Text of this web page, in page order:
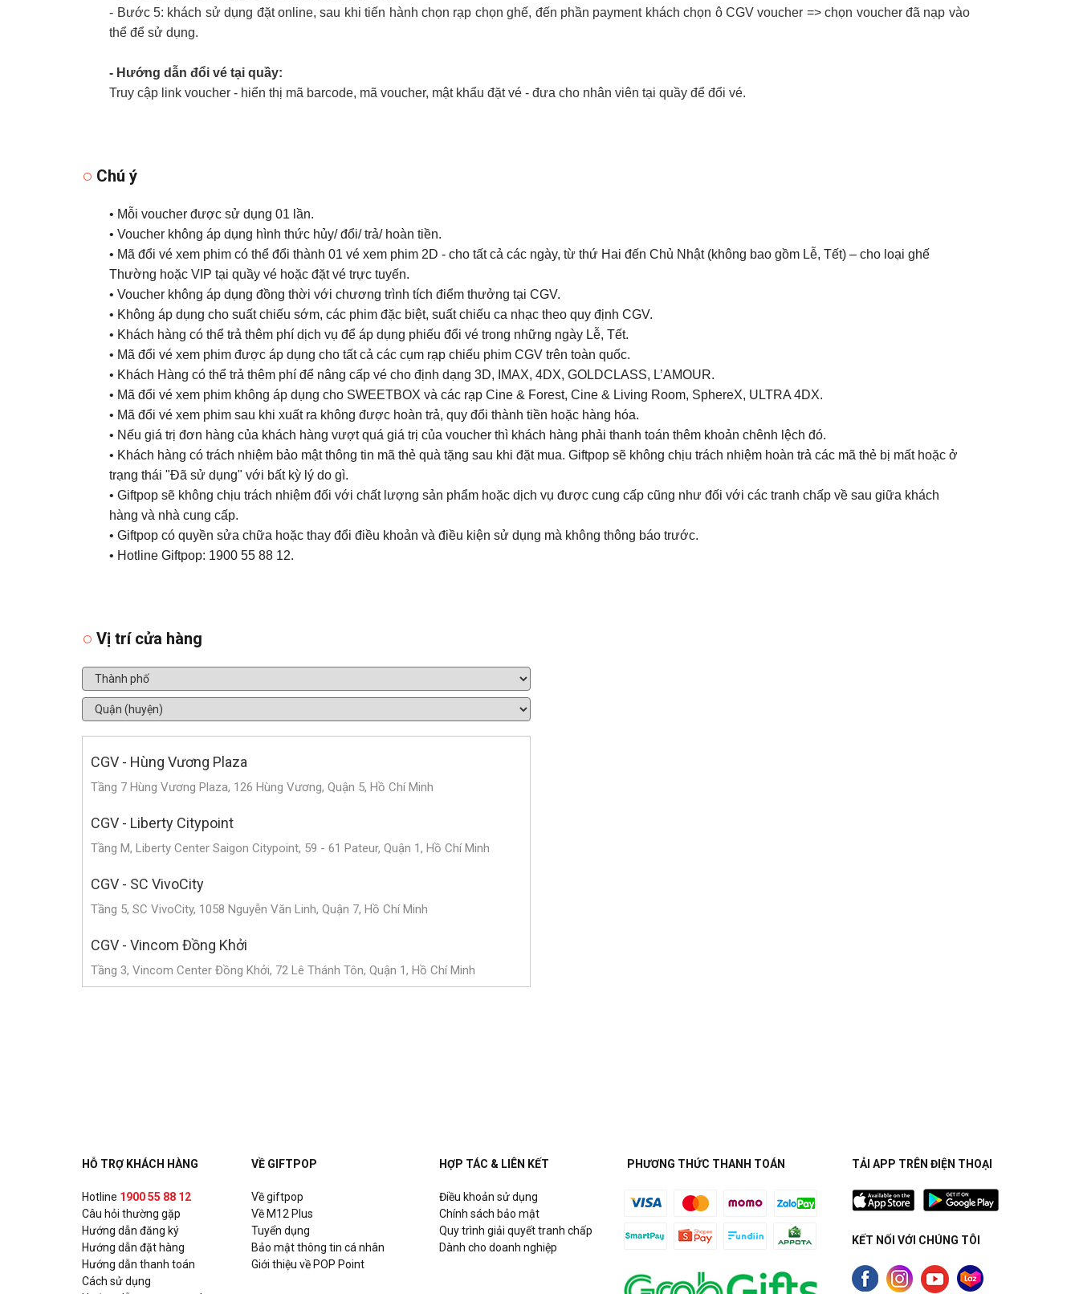
- Bước 5: khách sử dụng đặt online, sau khi tiến hành chọn rạp chọn ghế, đến phần payment khách chọn ô CGV voucher => chọn voucher đã nạp vào
thể để sử dụng.
- Hướng dẫn đổi vé tại quầy:
Truy cập link voucher - hiển thị mã barcode, mã voucher, mật khẩu đặt vé - đưa cho nhân viên tại quầy để đổi vé.
Chú ý
• Mỗi voucher được sử dụng 01 lần.
• Voucher không áp dụng hình thức hủy/ đổi/ trả/ hoàn tiền.
• Mã đổi vé xem phim có thể đổi thành 01 vé xem phim 2D - cho tất cả các ngày, từ thứ Hai đến Chủ Nhật (không bao gồm Lễ, Tết) – cho loại ghế
Thường hoặc VIP tại quầy vé hoặc đặt vé trực tuyến.
• Voucher không áp dụng đồng thời với chương trình tích điểm thưởng tại CGV.
• Không áp dụng cho suất chiếu sớm, các phim đặc biệt, suất chiếu ca nhạc theo quy định CGV.
• Khách hàng có thể trả thêm phí dịch vụ để áp dụng phiếu đổi vé trong những ngày Lễ, Tết.
• Mã đổi vé xem phim được áp dụng cho tất cả các cụm rạp chiếu phim CGV trên toàn quốc.
• Khách Hàng có thể trả thêm phí để nâng cấp vé cho định dạng 3D, IMAX, 4DX, GOLDCLASS, L’AMOUR.
• Mã đổi vé xem phim không áp dụng cho SWEETBOX và các rạp Cine & Forest, Cine & Living Room, SphereX, ULTRA 4DX.
• Mã đổi vé xem phim sau khi xuất ra không được hoàn trả, quy đổi thành tiền hoặc hàng hóa.
• Nếu giá trị đơn hàng của khách hàng vượt quá giá trị của voucher thì khách hàng phải thanh toán thêm khoản chênh lệch đó.
• Khách hàng có trách nhiệm bảo mật thông tin mã thẻ quà tặng sau khi đặt mua. Giftpop sẽ không chịu trách nhiệm hoàn trả các mã thẻ bị mất hoặc ở
trạng thái "Đã sử dụng" với bất kỳ lý do gì.
• Giftpop sẽ không chịu trách nhiệm đối với chất lượng sản phẩm hoặc dịch vụ được cung cấp cũng như đối với các tranh chấp về sau giữa khách
hàng và nhà cung cấp.
• Giftpop có quyền sửa chữa hoặc thay đổi điều khoản và điều kiện sử dụng mà không thông báo trước.
• Hotline Giftpop: 1900 55 88 12.
Vị trí cửa hàng
CGV - Hùng Vương Plaza
Tầng 7 Hùng Vương Plaza, 126 Hùng Vương, Quận 5, Hồ Chí Minh
CGV - Liberty Citypoint
Tầng M, Liberty Center Saigon Citypoint, 59 - 61 Pateur, Quận 1, Hồ Chí Minh
CGV - SC VivoCity
Tầng 5, SC VivoCity, 1058 Nguyễn Văn Linh, Quận 7, Hồ Chí Minh
CGV - Vincom Đồng Khởi
Tầng 3, Vincom Center Đồng Khởi, 72 Lê Thánh Tôn, Quận 1, Hồ Chí Minh
Tầng 5, Crescent Mall, Đại lộ Nguyễn Văn Linh, Quận 7, Hồ Chí Minh
CGV - Pearl Plaza
Tầng 5, Pearl Plaza, 561A Điện Biên Phủ, P. 25, Quận Bình Thạnh, Hồ Chí Minh
CGV - CT Plaza
HỖ TRỢ KHÁCH HÀNG
Hotline 1900 55 88 12
Câu hỏi thường gặp
Hướng dẫn đăng ký
Hướng dẫn đặt hàng
Hướng dẫn thanh toán
Cách sử dụng
VỀ GIFTPOP
Về giftpop
Về M12 Plus
Tuyển dụng
Bảo mật thông tin cá nhân
Giới thiệu về POP Point
HỢP TÁC & LIÊN KẾT
Điều khoản sử dụng
Chính sách bảo mật
Quy trình giải quyết tranh chấp
Dành cho doanh nghiệp
PHƯƠNG THỨC THANH TOÁN TẢI APP TRÊN ĐIỆN THOẠI
KẾT NỐI VỚI CHÚNG TÔI